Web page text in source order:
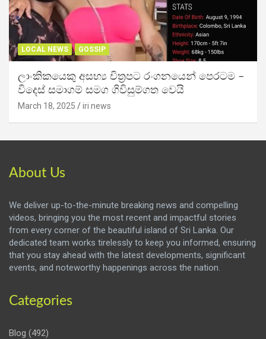
LOCAL NEWS GOSSIP
ලාංකිකයෙකු අසභ්‍ය චිත්‍රපට රංගනයෙන් පෙරටම –
විදෙස් සමාගම් සමග ගිවිසුම්ගත වෙයි
March 18, 2025 iri news
About Us
We deliver up-to-the-minute breaking news and compelling
videos, bringing you the most recent and impactful stories
from every corner of the beautiful island of Sri Lanka. Our
dedicated team works tirelessly to keep you informed, ensuring
that you stay ahead with the latest developments, significant
events, and noteworthy happenings across the nation.
Categories
Blog (492)